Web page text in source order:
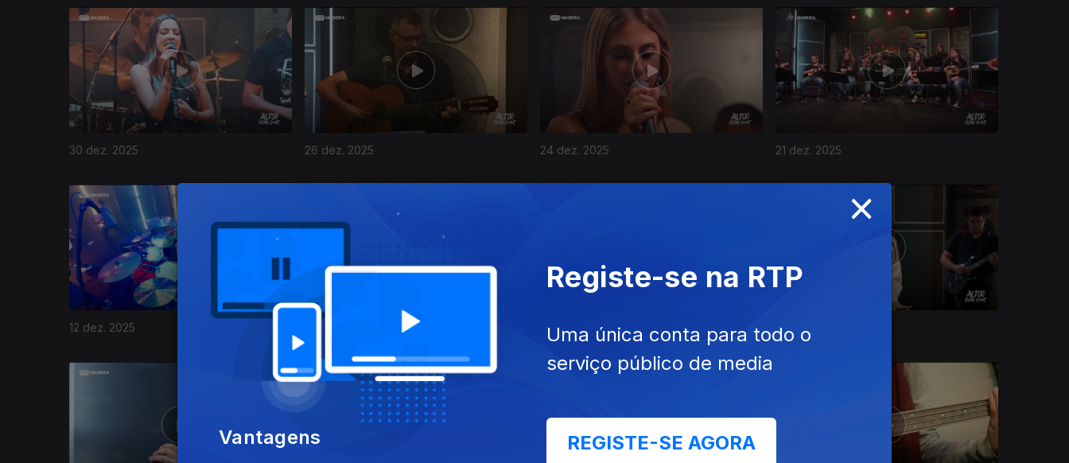
30 dez. 2025 26 dez. 2025 24 dez. 2025 21 dez. 2025
12 dez. 2025 10 dez. 2025 09 dez. 2025
892261
×
Vantagens
Registe-se na RTP
Uma única conta para todo o
serviço público de media
REGISTE-SE AGORA